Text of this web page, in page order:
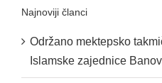
Najnoviji članci
Održano mektepsko
Islamske zajednice